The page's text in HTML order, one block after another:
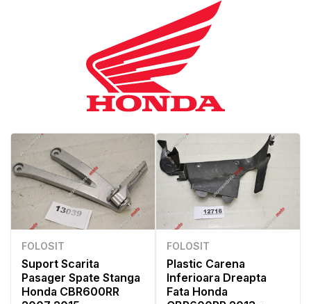
FOLOSIT
Suport Scarita
Pasager Spate Stanga
Honda CBR600RR
FOLOSIT
Plastic Carena
Inferioara Dreapta
Fata Honda